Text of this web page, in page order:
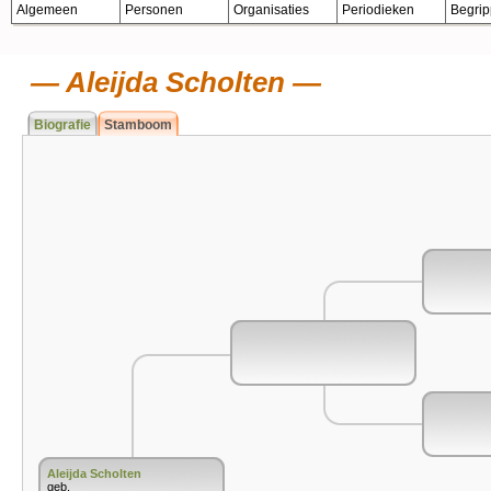
Algemeen Personen Organisaties Periodieken
Aleijda Scholten
Biografie Stamboom
Aleijda Scholten
geb.